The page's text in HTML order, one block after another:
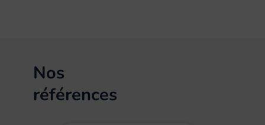
Nos
références